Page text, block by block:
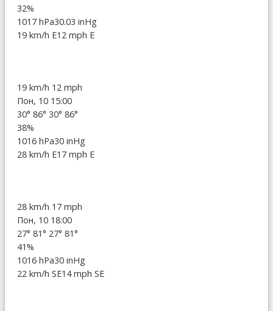
32%
1017 hPa30.03 inHg
19 km/h E12 mph E
19 km/h 12 mph
Пон, 10 15:00
30° 86° 30° 86°
38%
1016 hPa30 inHg
28 km/h E17 mph E
28 km/h 17 mph
Пон, 10 18:00
27° 81° 27° 81°
41%
1016 hPa30 inHg
22 km/h SE14 mph SE